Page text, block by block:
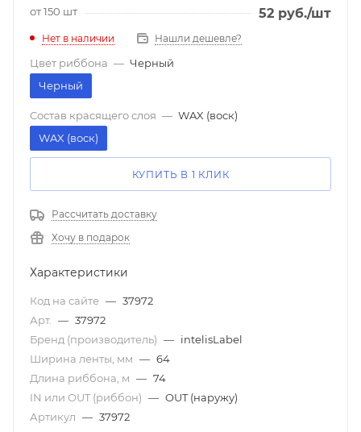
от 150 шт 52 руб./шт
Нет в наличии Нашли дешевле?
Цвет риббона — Черный
Черный
Состав красящего слоя — WAX (воск)
WAX (воск)
КУПИТЬ В 1 КЛИК
Рассчитать доставку
Хочу в подарок
Характеристики
Код на сайте — 37972
Арт.
— 37972
Бренд (производитель) — intelisLabel
Ширина ленты, мм — 64
Длина риббона, м — 74
IN или OUT (риббон) — OUT (наружу)
Артикул — 37972